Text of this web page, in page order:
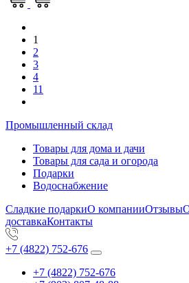
1
2
3
4
11
Промышленный склад
Товары для дома и дачи
Товары для сада и огорода
Подарки
Водоснабжение
Сладкие подаркиО компанииОтзывы
доставкаКонтакты
+7 (4822) 752-676
+7 (4822) 752-676